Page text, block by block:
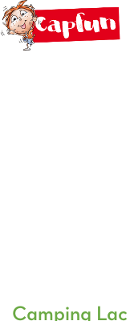
Camping Lac